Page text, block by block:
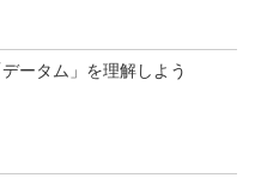
ータム」を理解しよう